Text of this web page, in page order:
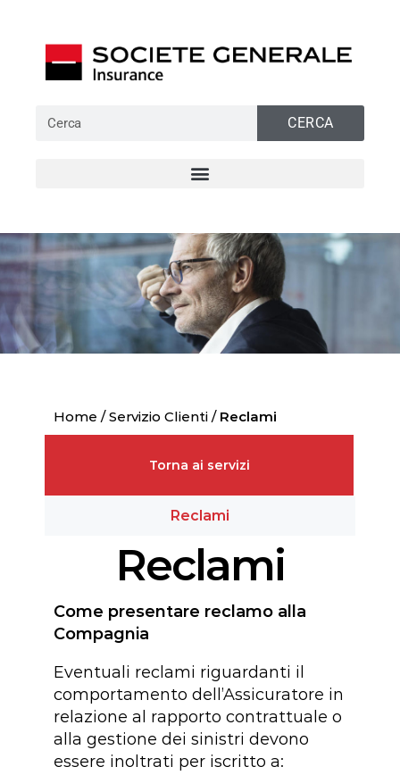
CERCA
Home /Servizio Clienti / Reclami
Torna ai servizi
Reclami
Reclami
Come presentare reclamo alla
Compagnia
Eventuali reclami riguardanti il
comportamento dell’Assicuratore in
relazione al rapporto contrattuale o
alla gestione dei sinistri devono
essere inoltrati per iscritto a: